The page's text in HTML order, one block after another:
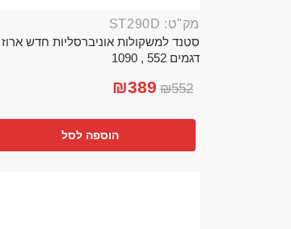
מק"ט: ST290D
סטנד למשקולות אוניברסליות חדש ארוז
דגמים 552 , 1090
₪552
₪389
הוספה לסל